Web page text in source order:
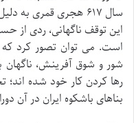
سال ۶۱۷ هجری قمری
این توقف ناگهانی، ردی از
است. می توان تصور کرد که
شور و شوق آفرینش، ناگهان
رها کردن کار خود شده
بناهای باشکوه ایران در آن